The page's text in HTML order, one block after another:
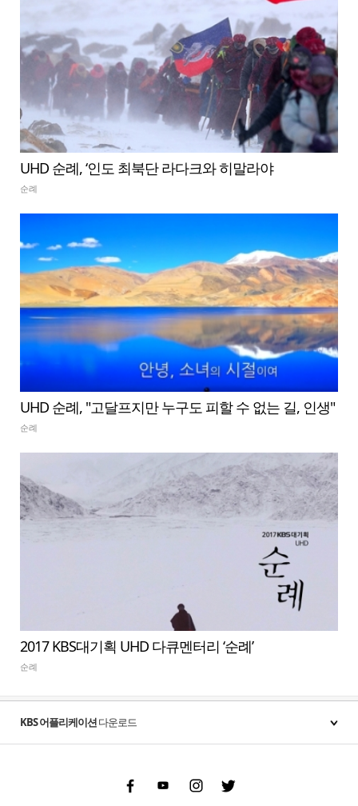
UHD 순례, ‘인도 최북단 라다크와 히말라야
순례
UHD 순례, "고달프지만 누구도 피할 수 없는 길, 인생"
순례
2017 KBS대기획 UHD 다큐멘터리 ‘순례’
순례
KBS 어플리케이션다운로드
FacebookYoutubeInstgram Twitter